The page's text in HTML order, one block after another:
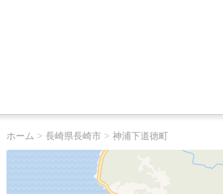
ホーム > 長崎県長崎市> 神浦下道徳町